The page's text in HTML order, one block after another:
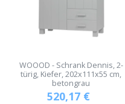
WOOOD - Schrank Dennis, 2-
türig, Kiefer, 202x111x55 cm,
betongrau
520,17 €